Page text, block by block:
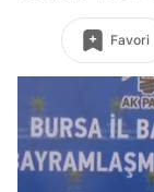
Favori